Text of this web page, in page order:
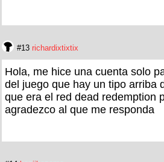
#13 richardixtixtix
Hola, me hice una cuenta solo
del juego que hay un tipo arriba
que era el red dead redemption
agradezco al que me responda